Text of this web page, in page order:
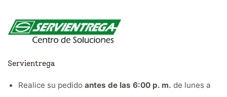
Servientrega
Realice su pedido antes de las 6:00 p. m. de lunes a